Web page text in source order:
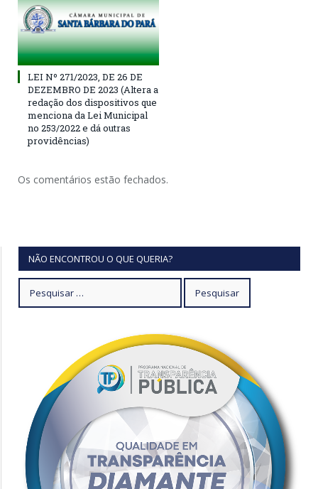
LEI Nº 271/2023, DE 26 DE
DEZEMBRO DE 2023 (Altera a
redação dos dispositivos que
menciona da Lei Municipal
no 253/2022 e dá outras
providências)
Os comentários estão fechados.
NÃO ENCONTROU O QUE QUERIA?